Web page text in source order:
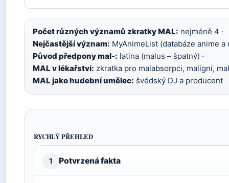
Počet různých významů zkratky MAL: nejméně 4 ·
Nejčastější význam: MyAnimeList (databáze anime a
Původ předpony mal-: latina (malus – špatný) ·
MAL v lékařství: zkratka pro malabsorpci, maligní,
MAL jako hudební umělec: švédský DJ a producent
RYCHLÝ PŘEHLED
1 Potvrzená fakta